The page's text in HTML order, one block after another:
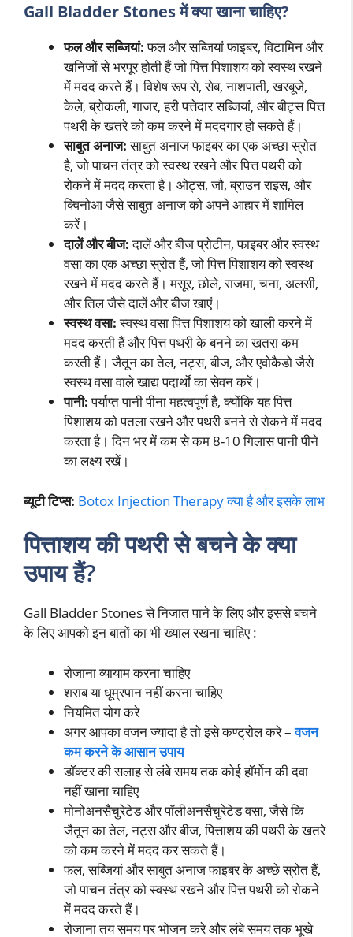
Gall Bladder Stones में क्या खाना चाहिए?
फल और सब्जियां:फल और सब्जियां फाइबर, विटामिन और
खनिजों से भरपूर होती हैं जो पित्त पिशाशय को स्वस्थ रखने
में मदद करते हैं। विशेष रूप से, सेब, नाशपाती, खरबूजे,
केले, ब्रोकली, गाजर, हरी पत्तेदार सब्जियां, और बीट्स पित्त
पथरी के खतरे को कम करने में मददगार हो सकते हैं।
साबुत अनाज:साबुत अनाज फाइबर का एक अच्छा स्रोत
है, जो पाचन तंत्र को स्वस्थ रखने और पित्त पथरी को
रोकने में मदद करता है। ओट्स, जौ, ब्राउन राइस, और
क्विनोआ जैसे साबुत अनाज को अपने आहार में शामिल
करें।
दालें और बीज:दालें और बीज प्रोटीन, फाइबर और स्वस्थ
वसा का एक अच्छा स्रोत हैं, जो पित्त पिशाशय को स्वस्थ
रखने में मदद करते हैं। मसूर, छोले, राजमा, चना, अलसी,
और तिल जैसे दालें और बीज खाएं।
स्वस्थ वसा:स्वस्थ वसा पित्त पिशाशय को खाली करने में
मदद करती हैं और पित्त पथरी के बनने का खतरा कम
करती हैं। जैतून का तेल, नट्स, बीज, और एवोकैडो जैसे
स्वस्थ वसा वाले खाद्य पदार्थों का सेवन करें।
पानी:पर्याप्त पानी पीना महत्वपूर्ण है, क्योंकि यह पित्त
पिशाशय को पतला रखने और पथरी बनने से रोकने में मदद
करता है। दिन भर में कम से कम 8-10 गिलास पानी पीने
का लक्ष्य रखें।
ब्यूटी टिप्स: Botox Injection Therapy क्या है और इसके लाभ
पित्ताशय की पथरी से बचने के क्या
उपाय हैं?
Gall Bladder Stones से निजात पाने के लिए और इससे बचने
के लिए आपको इन बातों का भी ख्याल रखना चाहिए :
रोजाना व्यायाम करना चाहिए
शराब या धूम्रपान नहीं करना चाहिए
नियमित योग करे
अगर आपका वजन ज्यादा है तो इसे कण्ट्रोल करे –वजन
कम करने के आसान उपाय
डॉक्टर की सलाह से लंबे समय तक कोई हॉर्मोन की दवा
नहीं खाना चाहिए
मोनोअनसैचुरेटेड और पॉलीअनसैचुरेटेड वसा, जैसे कि
जैतून का तेल, नट्स और बीज, पित्ताशय की पथरी के खतरे
को कम करने में मदद कर सकते हैं।
फल, सब्जियां और साबुत अनाज फाइबर के अच्छे स्रोत हैं,
जो पाचन तंत्र को स्वस्थ रखने और पित्त पथरी को रोकने
में मदद करते हैं।
रोजाना तय समय पर भोजन करे और लंबे समय तक भूखे